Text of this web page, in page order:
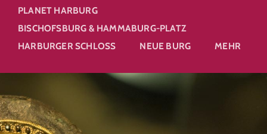
PLANET HARBURG
BISCHOFSBURG & HAMMABURG-PLATZ
HARBURGER SCHLOSS
NEUE BURG MEHR